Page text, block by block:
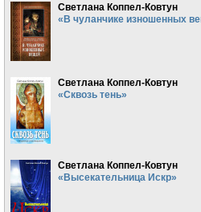
Светлана Коппел-Ковтун
«В чуланчике изношенных
Светлана Коппел-Ковтун
«Сквозь тень»
Светлана Коппел-Ковтун
«Высекательница Искр»